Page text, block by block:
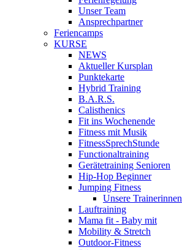
Unser Team
Ansprechpartner
Feriencamps
KURSE
NEWS
Aktueller Kursplan
Punktekarte
Hybrid Training
B.A.R.S.
Calisthenics
Fit ins Wochenende
Fitness mit Musik
FitnessSprechStunde
Functionaltraining
Gerätetraining Senioren
Hip-Hop Beginner
Jumping Fitness
Unsere Trainerinnen
Lauftraining
Mama fit - Baby mit
Mobility & Stretch
Outdoor-Fitness